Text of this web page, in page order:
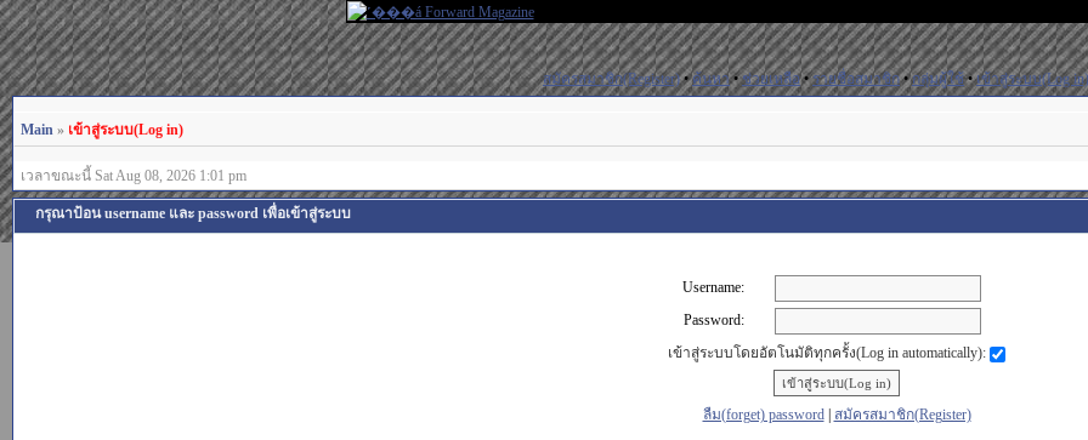
สมัครสมาชิก(Register)•ค้นหา•ช่วยเหลือ•รายชื่อสมาชิก•กลุ่มผู้ใช้•เข้าสู่ระบบ(Log in)
Main » เข้าสู่ระบบ(Log in)
เวลาขณะนี้ Sat Aug 08, 2026 1:01 pm
กรุณาป้อน username และ password เพื่อเข้าสู่ระบบ
Username:
Password:
เข้าสู่ระบบโดยอัตโนมัติทุกครั้ง(Log in automatically):
ลืม(forget) password| สมัครสมาชิก(Register)